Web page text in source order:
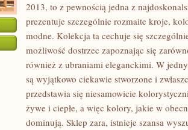
2013, to z pewnością jedna z
prezentuje szczególnie rozmaite kroje,
modne. Kolekcja ta cechuje się
możliwość dostrzec zapoznając się
również z ubraniami eleganckimi. W
są wyjątkowo ciekawie stworzone i
przedstawia się niesamowicie
żywe i ciepłe, a więc kolory, jakie w
dominują. Sklep zara, istnieje szansa